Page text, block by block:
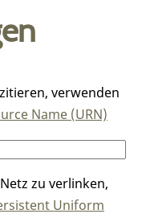
verwenden
Name (URN)
zu verlinken,
Uniform